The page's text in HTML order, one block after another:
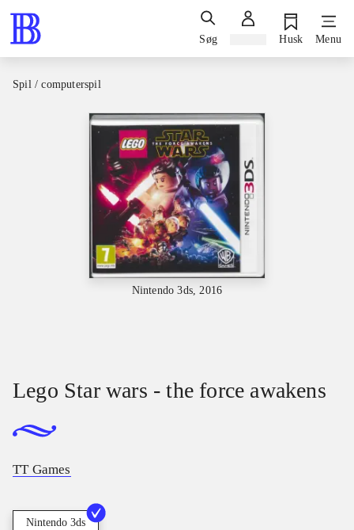
Søg Husk Menu
Spil / computerspil
Nintendo 3ds, 2016
Lego Star wars - the force awakens
TT Games
Nintendo 3ds